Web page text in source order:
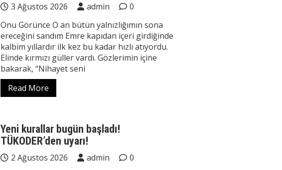
3 Ağustos 2026 admin
0
Onu Görünce O an bütün yalnızlığımın sona
ereceğini sandım Emre kapıdan içeri girdiğinde
kalbim yıllardır ilk kez bu kadar hızlı atıyordu.
Elinde kırmızı güller vardı. Gözlerimin içine
bakarak, “Nihayet seni
Read More
Yeni kurallar bugün başladı!
TÜKODER’den uyarı!
2 Ağustos 2026 admin
0